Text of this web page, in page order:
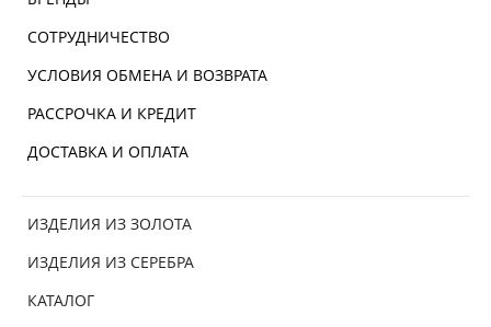
СОТРУДНИЧЕСТВО
УСЛОВИЯ ОБМЕНА И ВОЗВРАТА
РАССРОЧКА И КРЕДИТ
ДОСТАВКА И ОПЛАТА
ИЗДЕЛИЯ ИЗ ЗОЛОТА
ИЗДЕЛИЯ ИЗ СЕРЕБРА
КАТАЛОГ